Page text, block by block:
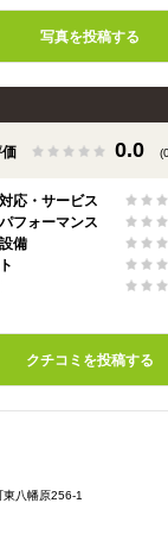
写真を投稿する
0.0
応・サービス
フォーマンス
備
クチコミを投稿する
東八幡原256-1